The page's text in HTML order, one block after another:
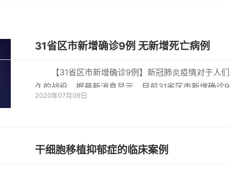
31省区市新增确诊9例 无新增死亡病例
【31省区市新增确诊9例】新冠肺炎疫情对于人
久的战役。据最新消息显示，目前31省区市新增确诊9
天零新增。下面
2020年07月09日
干细胞移植抑郁症的临床案例